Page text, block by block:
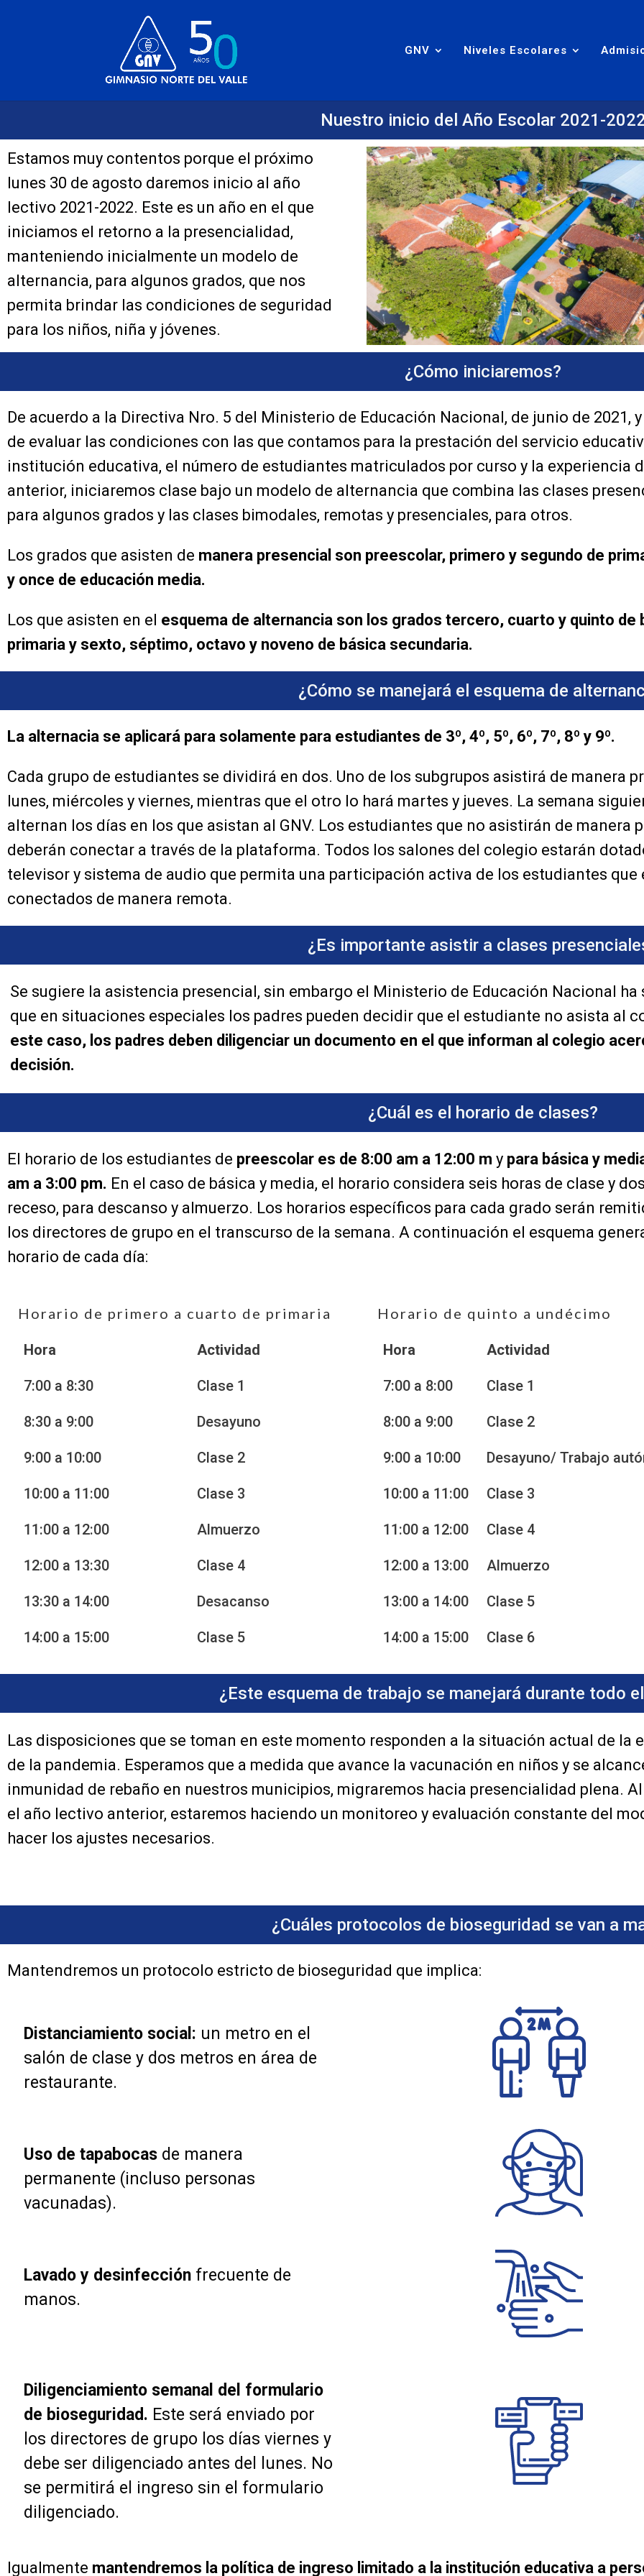
GNV Niveles Escolares
Nuestro inicio del Año Escolar 2021-
Estamos muy contentos porque el próximo
lunes 30 de agosto daremos inicio al año
lectivo 2021-2022. Este es un año en el que
iniciamos el retorno a la presencialidad,
manteniendo inicialmente un modelo de
alternancia, para algunos grados, que nos
permita brindar las condiciones de seguridad
para los niños, niña y jóvenes.
¿Cómo iniciaremos?
De acuerdo a la Directiva Nro. 5 del Ministerio de Educación Nacional, de junio de 2021,
de evaluar las condiciones con las que contamos para la prestación del servicio
institución educativa, el número de estudiantes matriculados por curso y la experiencia
anterior, iniciaremos clase bajo un modelo de alternancia que combina las clases
para algunos grados y las clases bimodales, remotas y presenciales, para otros.
Los grados que asisten de manera presencial son preescolar, primero y segundo de
y once de educación media.
Los que asisten en el esquema de alternancia son los grados tercero, cuarto y quinto de
primaria y sexto, séptimo, octavo y noveno de básica secundaria.
¿Cómo se manejará el esquema de
La alternacia se aplicará para solamente para estudiantes de 3º, 4º, 5º, 6º, 7º, 8º y 9º.
Cada grupo de estudiantes se dividirá en dos. Uno de los subgrupos asistirá de manera
lunes, miércoles y viernes, mientras que el otro lo hará martes y jueves. La semana
alternan los días en los que asistan al GNV. Los estudiantes que no asistirán de manera
deberán conectar a través de la plataforma. Todos los salones del colegio estarán
televisor y sistema de audio que permita una participación activa de los estudiantes que
conectados de manera remota.
¿Es importante asistir a clases
Se sugiere la asistencia presencial, sin embargo el Ministerio de Educación Nacional ha
que en situaciones especiales los padres pueden decidir que el estudiante no asista al
este caso, los padres deben diligenciar un documento en el que informan al colegio
decisión.
¿Cuál es el horario de clases?
El horario de los estudiantes de preescolar es de 8:00 am a 12:00 m y para básica y
am a 3:00 pm. En el caso de básica y media, el horario considera seis horas de clase y
receso, para descanso y almuerzo. Los horarios específicos para cada grado serán
los directores de grupo en el transcurso de la semana. A continuación el esquema
horario de cada día:
Horario de primero a cuarto de primaria
Hora Actividad
7:00 a 8:30 Clase 1
8:30 a 9:00 Desayuno
9:00 a 10:00 Clase 2
10:00 a 11:00 Clase 3
11:00 a 12:00 Almuerzo
12:00 a 13:30 Clase 4
13:30 a 14:00 Desacanso
14:00 a 15:00 Clase 5
Horario de quinto a undécimo
Hora Actividad
7:00 a 8:00 Clase 1
8:00 a 9:00 Clase 2
9:00 a 10:00 Desayuno/ Trabajo
10:00 a 11:00 Clase 3
11:00 a 12:00 Clase 4
12:00 a 13:00 Almuerzo
13:00 a 14:00 Clase 5
14:00 a 15:00 Clase 6
¿Este esquema de trabajo se manejará durante todo
Las disposiciones que se toman en este momento responden a la situación actual de la
de la pandemia. Esperamos que a medida que avance la vacunación en niños y se
inmunidad de rebaño en nuestros municipios, migraremos hacia presencialidad plena.
el año lectivo anterior, estaremos haciendo un monitoreo y evaluación constante del
hacer los ajustes necesarios.
¿Cuáles protocolos de bioseguridad se van a
Mantendremos un protocolo estricto de bioseguridad que implica:
Distanciamiento social: un metro en el
salón de clase y dos metros en área de
restaurante.
Uso de tapabocas de manera
permanente (incluso personas
vacunadas).
Lavado y desinfección frecuente de
manos.
Diligenciamiento semanal del formulario
de bioseguridad. Este será enviado por
los directores de grupo los días viernes y
debe ser diligenciado antes del lunes. No
se permitirá el ingreso sin el formulario
diligenciado.
Igualmente mantendremos la política de ingreso limitado a la institución educativa a